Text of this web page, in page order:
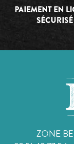
PAIEMENT EN
SÉCURISÉ
ZONE